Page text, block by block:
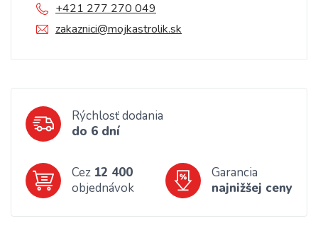
+421 277 270 049
zakaznici@mojkastrolik.sk
Rýchlosť dodania
do 6 dní
Cez 12 400
objednávok
Garancia
najnižšej ceny